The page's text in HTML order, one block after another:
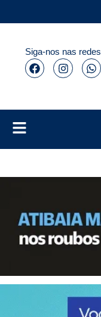
Siga-nos nas redes